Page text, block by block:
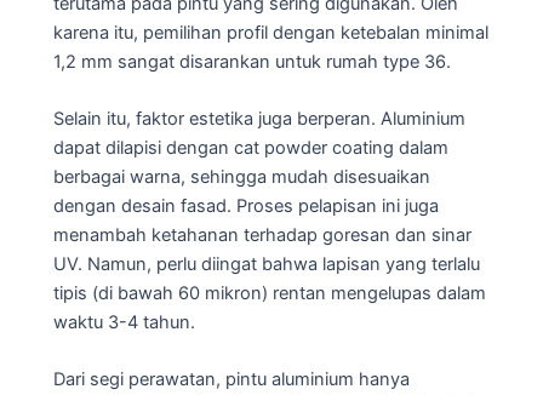
karena itu, pemilihan profil dengan ketebalan minimal
1,2 mm sangat disarankan untuk rumah type 36.
Selain itu, faktor estetika juga berperan. Aluminium
dapat dilapisi dengan cat powder coating dalam
berbagai warna, sehingga mudah disesuaikan
dengan desain fasad. Proses pelapisan ini juga
menambah ketahanan terhadap goresan dan sinar
UV. Namun, perlu diingat bahwa lapisan yang terlalu
tipis (di bawah 60 mikron) rentan mengelupas dalam
waktu 3-4 tahun.
Dari segi perawatan, pintu aluminium hanya